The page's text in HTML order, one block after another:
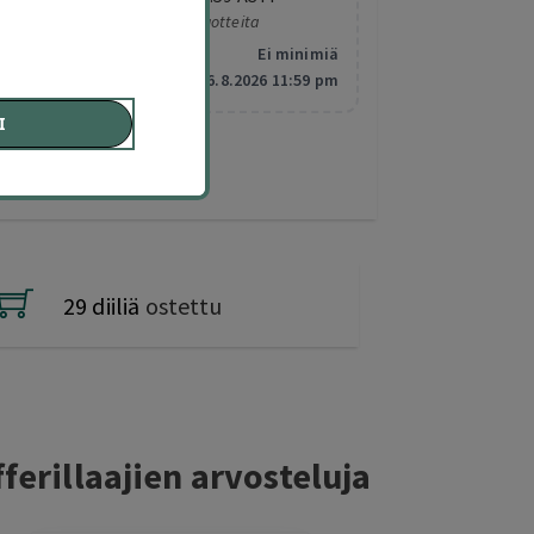
Koskee valittuja tuotteita
Ei minimiä
6.8.2026 11:59 pm
29 diiliä ostettu
arvosteluja